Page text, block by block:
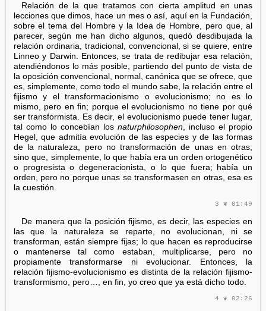
Relación de la que tratamos con cierta amplitud en unas
lecciones que dimos, hace un mes o así, aquí en la Fundación,
sobre el tema del Hombre y la Idea de Hombre, pero que, al
parecer, según me han dicho algunos, quedó desdibujada la
relación ordinaria, tradicional, convencional, si se quiere, entre
Linneo y Darwin. Entonces, se trata de redibujar esa relación,
atendiéndonos lo más posible, partiendo del punto de vista de
la oposición convencional, normal, canónica que se ofrece, que
es, simplemente, como todo el mundo sabe, la relación entre el
fijismo y el transformacionismo o evolucionismo; no es lo
mismo, pero en fin; porque el evolucionismo no tiene por qué
ser transformista. Es decir, el evolucionismo puede tener lugar,
tal como lo concebían losnaturphilosophen , incluso el propio
Hegel, que admitía evolución de las especies y de las formas
de la naturaleza, pero no transformación de unas en otras;
sino que, simplemente, lo que había era un orden ortogenético
o progresista o degeneracionista, o lo que fuera; había un
orden, pero no porque unas se transformasen en otras, esa es
la cuestión.
3 ❦ 01:49
De manera que la posición fijismo, es decir, las especies en
las que la naturaleza se reparte, no evolucionan, ni se
transforman, están siempre fijas; lo que hacen es reproducirse
o mantenerse tal como estaban, multiplicarse, pero no
propiamente transformarse ni evolucionar. Entonces, la
relación fijismo-evolucionismo es distinta de la relación fijismo-
transformismo, pero…, en fin, yo creo que ya está dicho todo.
4 ❦ 02:26